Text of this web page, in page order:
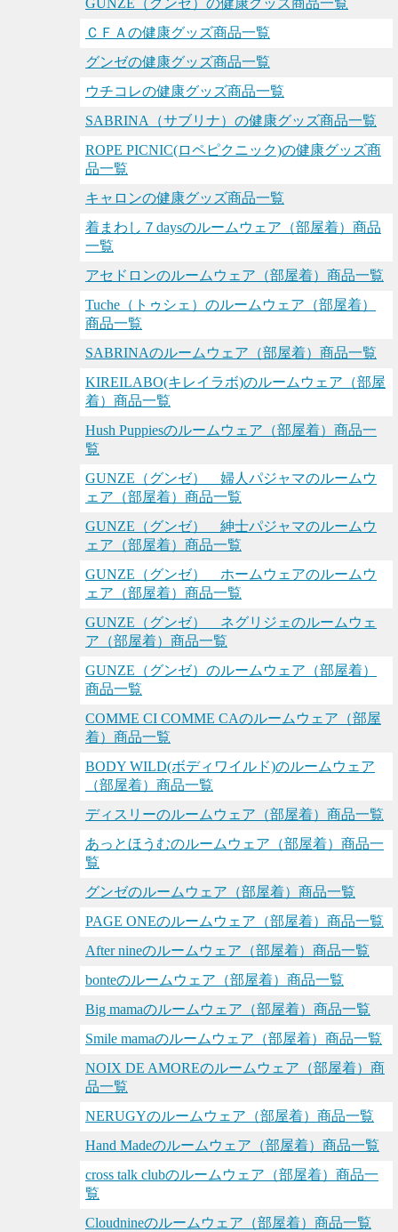
GUNZE（グンゼ）の健康グッズ商品一覧
ＣＦＡの健康グッズ商品一覧
グンゼの健康グッズ商品一覧
ウチコレの健康グッズ商品一覧
SABRINA（サブリナ）の健康グッズ商品一覧
ROPE PICNIC(ロペピクニック)の健康グッズ商
品一覧
キャロンの健康グッズ商品一覧
着まわし７daysのルームウェア（部屋着）商品
一覧
アセドロンのルームウェア（部屋着）商品一覧
Tuche（トゥシェ）のルームウェア（部屋着）
商品一覧
SABRINAのルームウェア（部屋着）商品一覧
KIREILABO(キレイラボ)のルームウェア（部屋
着）商品一覧
Hush Puppiesのルームウェア（部屋着）商品一
覧
GUNZE（グンゼ） 婦人パジャマのルームウ
ェア（部屋着）商品一覧
GUNZE（グンゼ） 紳士パジャマのルームウ
ェア（部屋着）商品一覧
GUNZE（グンゼ） ホームウェアのルームウ
ェア（部屋着）商品一覧
GUNZE（グンゼ） ネグリジェのルームウェ
ア（部屋着）商品一覧
GUNZE（グンゼ）のルームウェア（部屋着）
商品一覧
COMME CI COMME CAのルームウェア（部屋
着）商品一覧
BODY WILD(ボディワイルド)のルームウェア
（部屋着）商品一覧
ディスリーのルームウェア（部屋着）商品一覧
あっとほうむのルームウェア（部屋着）商品一
覧
グンゼのルームウェア（部屋着）商品一覧
PAGE ONEのルームウェア（部屋着）商品一覧
After nineのルームウェア（部屋着）商品一覧
bonteのルームウェア（部屋着）商品一覧
Big mamaのルームウェア（部屋着）商品一覧
Smile mamaのルームウェア（部屋着）商品一覧
NOIX DE AMOREのルームウェア（部屋着）商
品一覧
NERUGYのルームウェア（部屋着）商品一覧
Hand Madeのルームウェア（部屋着）商品一覧
cross talk clubのルームウェア（部屋着）商品一
覧
Cloudnineのルームウェア（部屋着）商品一覧